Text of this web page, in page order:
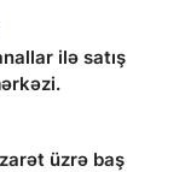
ilə satış
üzrə baş